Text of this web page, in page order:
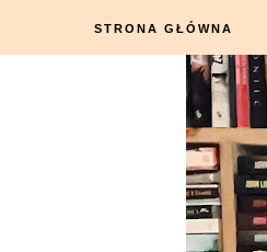
STRONA GŁÓWNA